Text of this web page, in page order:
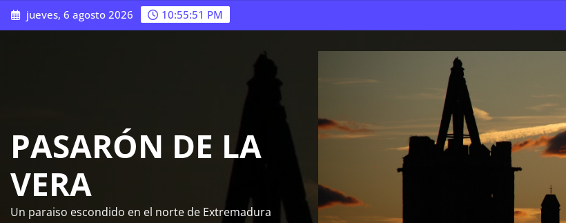
Saltar
al
jueves, 6 agosto 2026 10:55:52 PM
PASARÓN DE LA
VERA
Un paraiso escondido en el norte de Extremadura